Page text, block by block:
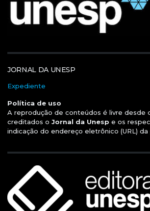
JORNAL DA UNESP
Expediente
Política de uso
A reprodução de conteúdos é livre desde
creditados o Jornal da Unesp e os
indicação do endereço eletrônico (URL) da